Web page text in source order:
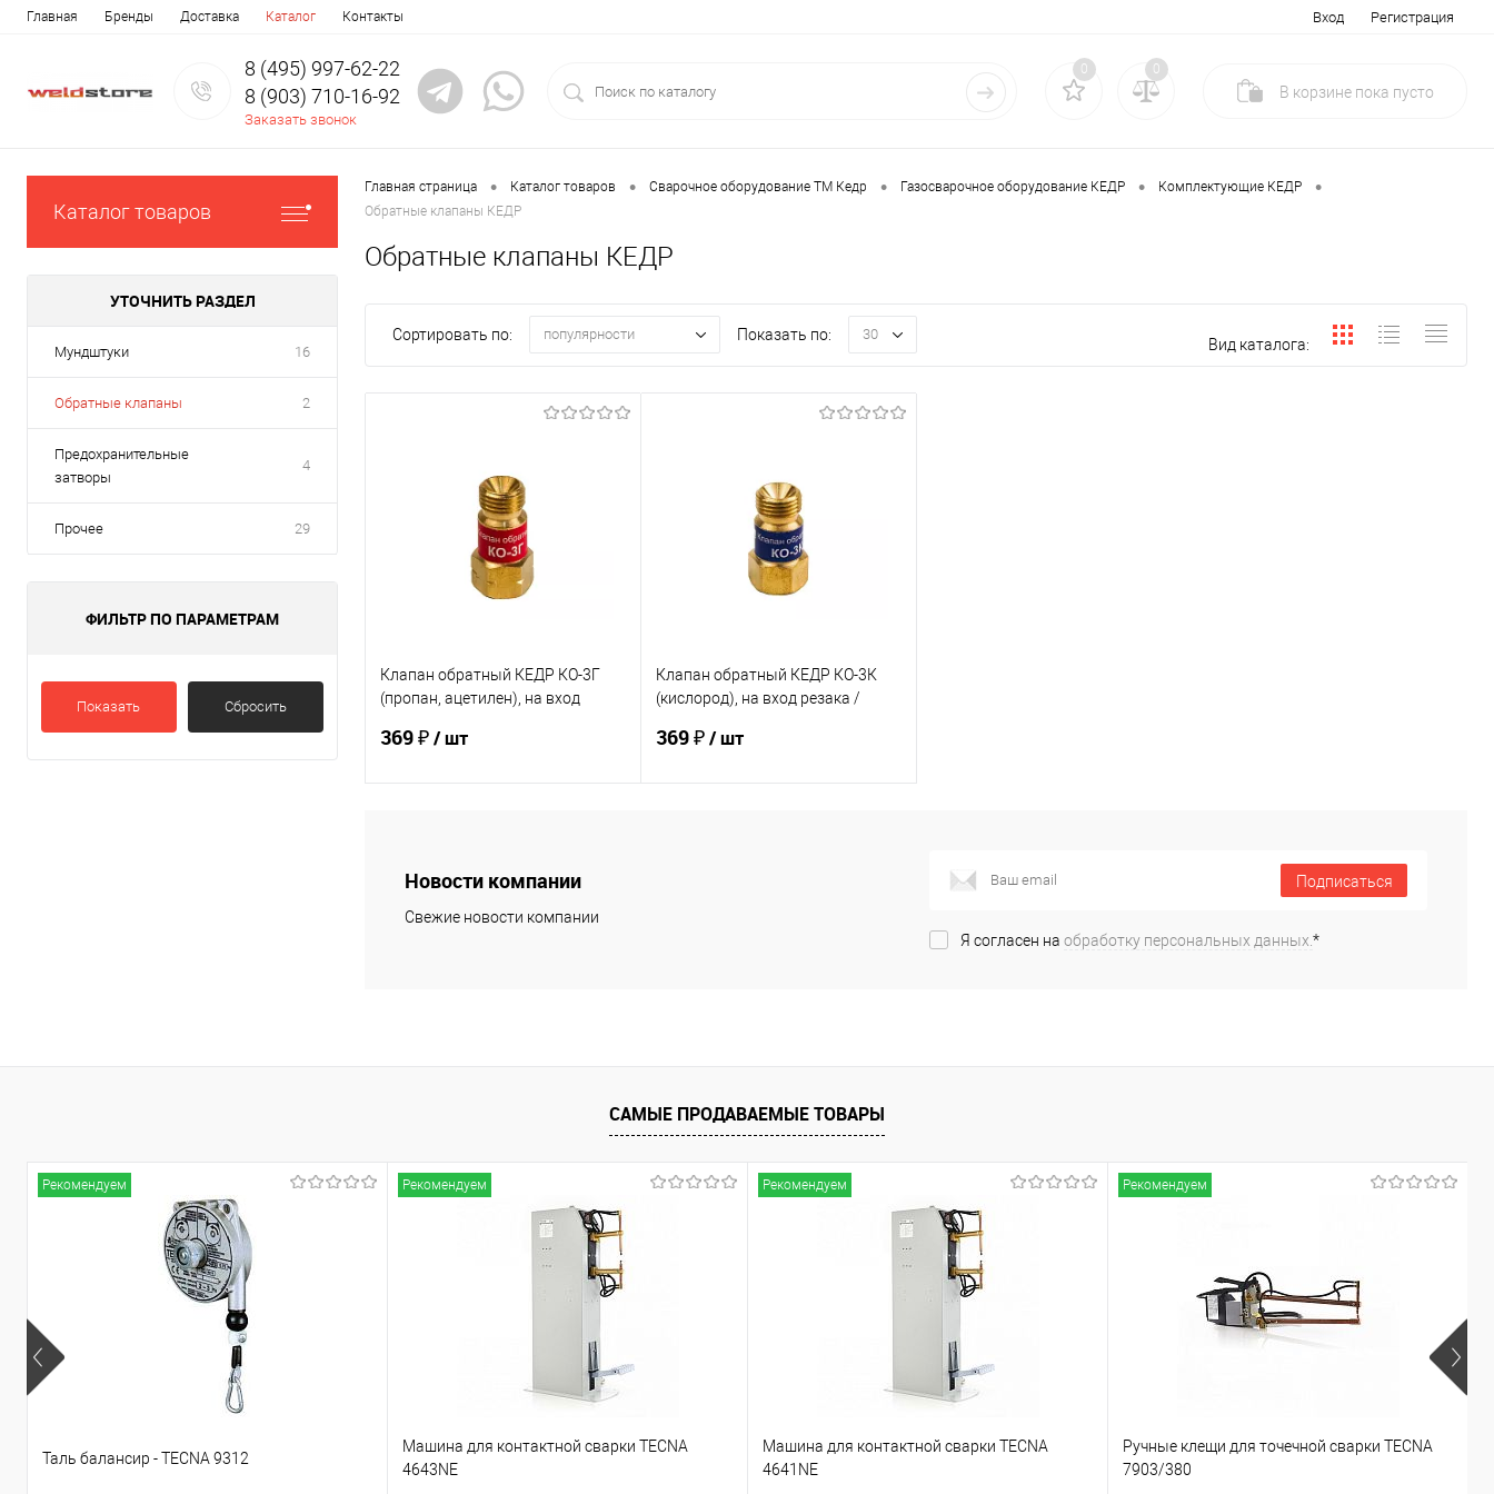
Главная Бренды Доставка Каталог Контакты Вход Регистрация
8 (495) 997-62-22
8 (903) 710-16-92
Заказать звонок
0 0
В корзине пока пусто
Каталог товаров
УТОЧНИТЬ РАЗДЕЛ
Мундштуки 16
Обратные клапаны 2
Предохранительные
затворы
4
Прочее 29
ФИЛЬТР ПО ПАРАМЕТРАМ
Показать Сбросить
Главная страница • Каталог товаров • Сварочное оборудование ТМ Кедр • Газосварочное оборудование КЕДР • Комплектующие КЕДР •
Обратные клапаны КЕДР
Обратные клапаны КЕДР
Сортировать по: популярности Показать по: 30
Вид каталога:
Клапан обратный КЕДР КО-3Г
(пропан, ацетилен), на вход
левая резьба
369 ₽/ шт
Купить в 1 клик
Сравнение
В избранное
В наличии
Клапан обратный КЕДР КО-3К
(кислород), на вход резака /
369 ₽/ шт
Новости компании
Свежие новости компании
Подписаться
Я согласен на обработку персональных данных. *
САМЫЕ ПРОДАВАЕМЫЕ ТОВАРЫ
Рекомендуем
Таль балансир - TECNA 9312
Рекомендуем
Машина для контактной сварки TECNA
4643NE
Рекомендуем
Машина для контактной сварки TECNA
4641NE
Рекомендуем
Ручные клещи для точечной сварки TECNA
7903/380